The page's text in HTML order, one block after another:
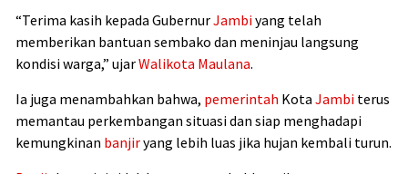
“Terima kasih kepada GubernurJambiyang telah
memberikan bantuan sembako dan meninjau langsung
kondisi warga,” ujarWalikota Maulana.
Ia juga menambahkan bahwa, pemerintah Kota Jambi terus
memantau perkembangan situasi dan siap menghadapi
kemungkinan banjiryang lebih luas jika hujan kembali turun.